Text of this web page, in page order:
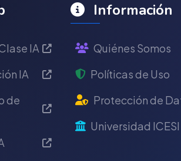
IA
IA
de
Información
Quiénes Somos
Políticas de Uso
Protección de
Universidad ICESI